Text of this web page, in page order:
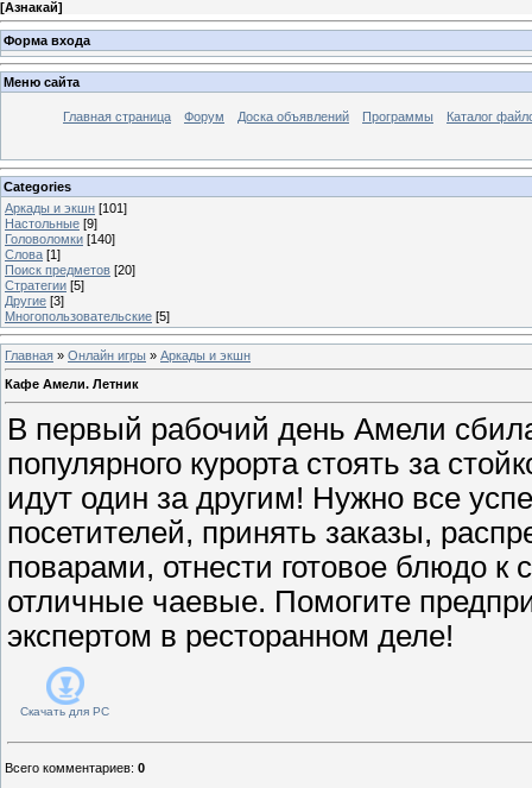
[Азнакай]
Форма входа
Меню сайта
Главная страница Форум Доска объявлений Программы Каталог
Categories
Аркады и экшн [101]
Настольные [9]
Головоломки [140]
Слова [1]
Поиск предметов [20]
Стратегии [5]
Другие [3]
Многопользовательские [5]
Главная » Онлайн игры » Аркады и экшн
Кафе Амели. Летник
В первый рабочий день Амели
популярного курорта стоять за
идут один за другим! Нужно все
посетителей, принять заказы,
поварами, отнести готовое блюдо к
отличные чаевые. Помогите
экспертом в ресторанном деле!
Скачать для PC
Всего комментариев: 0